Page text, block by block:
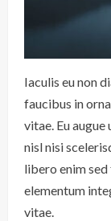
Iaculis eu non
faucibus in
vitae. Eu
nisl nisi
libero enim
elementum
vitae.